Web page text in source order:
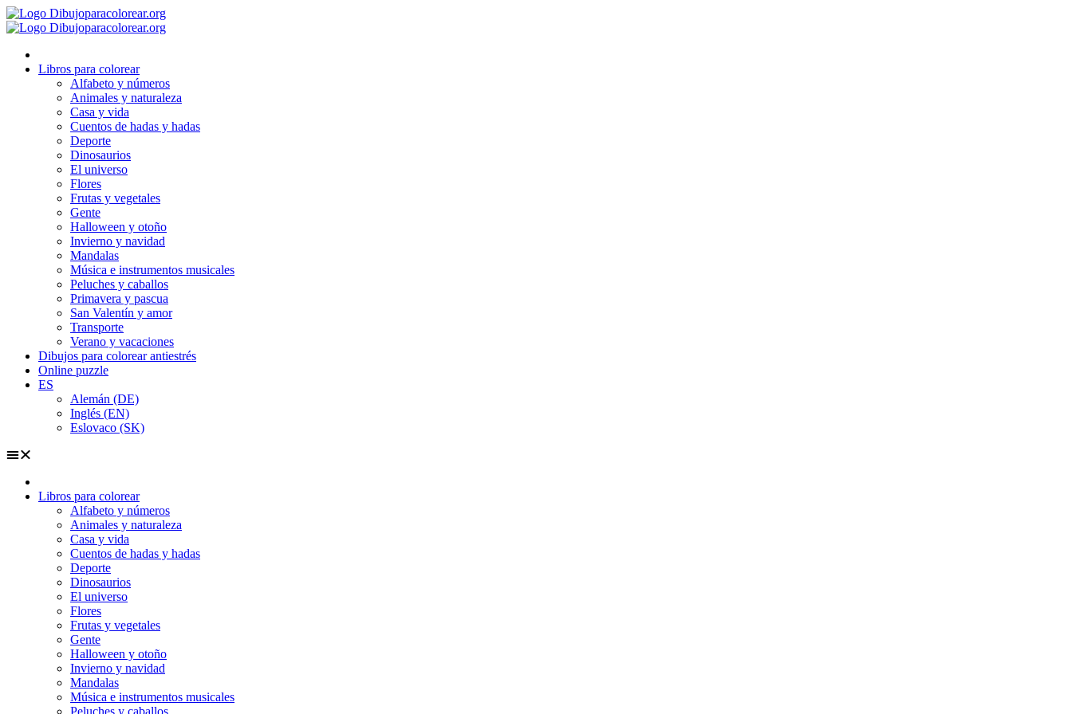
Ir
al
Libros para colorear
Alfabeto y números
Animales y naturaleza
Casa y vida
Cuentos de hadas y hadas
Deporte
Dinosaurios
El universo
Flores
Frutas y vegetales
Gente
Halloween y otoño
Invierno y navidad
Mandalas
Música e instrumentos musicales
Peluches y caballos
Primavera y pascua
San Valentín y amor
Transporte
Verano y vacaciones
Dibujos para colorear antiestrés
Online puzzle
ES
Alemán (DE)
Inglés (EN)
Eslovaco (SK)
Libros para colorear
Alfabeto y números
Animales y naturaleza
Casa y vida
Cuentos de hadas y hadas
Deporte
Dinosaurios
El universo
Flores
Frutas y vegetales
Gente
Halloween y otoño
Invierno y navidad
Mandalas
Música e instrumentos musicales
Peluches y caballos